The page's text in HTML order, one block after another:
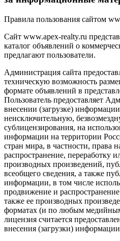
Правила пользования сайтом
Сайт www.apex-realty.ru
каталог объявлений о
предлагают пользователи.
Администрация сайта
техническую возможность
формате объявлений в
Пользователь предоставляет
внесении (загрузке)
неисключительную,
сублицензирования, на
информации на территории
стран мира, в частности, права
распространение, переработку
производных произведений,
всеобщего сведения, а также
информации, в том числе
продвижение и
также ее производных
форматах (и по любым
лицензия считается
внесения (загрузки)